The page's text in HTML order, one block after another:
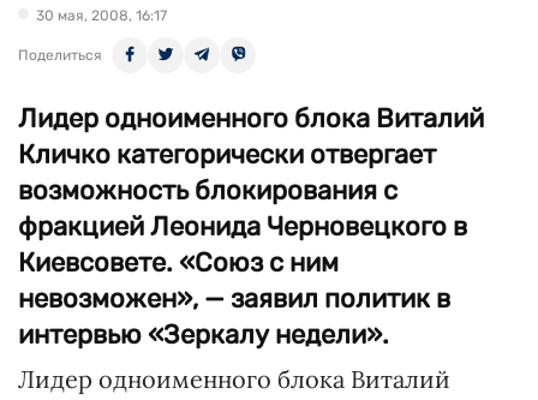
30 мая, 2008, 16:17
Поделиться
Лидер одноименного блока Виталий
Кличко категорически отвергает
возможность блокирования с
фракцией Леонида Черновецкого в
Киевсовете. «Союз с ним
невозможен», — заявил политик в
интервью «Зеркалу недели».
Лидер одноименного блока Виталий